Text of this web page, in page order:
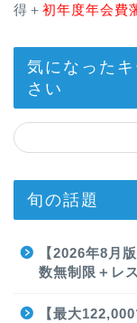
得＋ 初年度年会費
気になった
さい
旬の話題
【2026年8月
数無制限＋レ
【最大